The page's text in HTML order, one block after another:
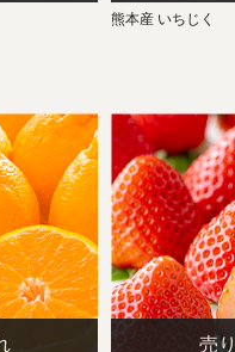
熊本産 いちじく